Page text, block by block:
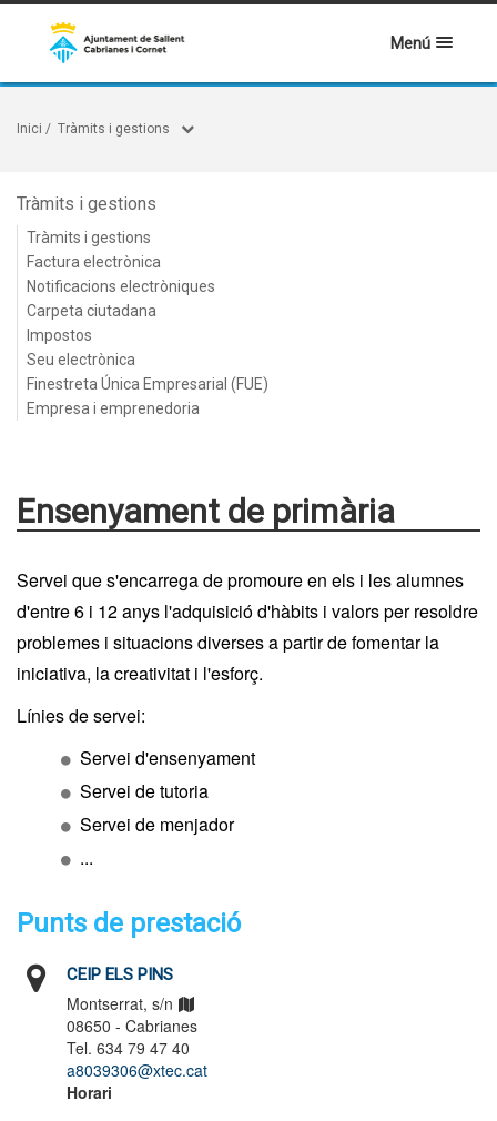
Menú
Inici / Tràmits i gestions
Tràmits i gestions
Tràmits i gestions
Factura electrònica
Notificacions electròniques
Carpeta ciutadana
Impostos
Seu electrònica
Finestreta Única Empresarial (FUE)
Empresa i emprenedoria
Ensenyament de primària
Servei que s'encarrega de promoure en els i les alumnes
d'entre 6 i 12 anys l'adquisició d'hàbits i valors per resoldre
problemes i situacions diverses a partir de fomentar la
iniciativa, la creativitat i l'esforç.
Línies de servei:
Servei d'ensenyament
Servei de tutoria
Servei de menjador
...
Punts de prestació
CEIP ELS PINS
Montserrat, s/n
08650 - Cabrianes
Tel. 634 79 47 40
a8039306@xtec.cat
Horari